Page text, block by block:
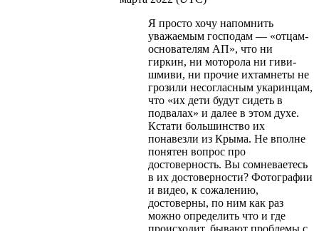
Я просто хочу напомнить
уважаемым господам — «отцам-
основателям АП», что ни
гиркин, ни моторола ни гиви-
шмиви, ни прочие ихтамнеты не
грозили несогласным укаринцам,
что «их дети будут сидеть в
подвалах» и далее в этом духе.
Кстати большинство их
понавезли из Крыма. Не вполне
понятен вопрос про
достоверность. Вы сомневаетесь
в их достоверности? Фотографии
и видео, к сожалению,
достоверны, по ним как раз
можно определить что и где